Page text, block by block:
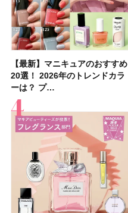
【最新】マニキュアのおすすめ
20選！ 2026年のトレンドカラ
ーは？ プ…
【2026年夏】汗に強い日焼け
止めのおすすめ13選！ 汗で塗
膜が強化され…
【最新】マニキュアのおすすめ
20選！ 2026年のトレンドカラ
ーは？ プ…
【デパコスのネイルオイル10
選】プレゼントにおすすめ！ケ
ア効果、ビジュ、…
【石井美保さんのおすすめお菓
子＆お茶10選】手土産にもぴっ
たり
【2026年夏】おすすめの髪型
36選！ショート・ボブ・ミディ
アム・ロング…
【読者プレゼント】羽の見えな
いハンディファン
「baramood」を3名様…
【セザンヌ】8/7新色追加！
「ウォータリーティントリップ
」10モモピュ…